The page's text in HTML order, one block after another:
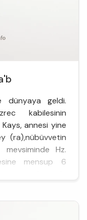
dünyaya geldi.
kabilesinin
Kays, annesi yine
(ra),nübüvvetin
Hz.
mensup 6